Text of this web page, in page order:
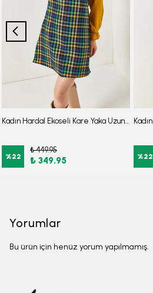
%22
₺ 449.95
₺ 349.95 %22
Yorumlar
Bu ürün için henüz yorum yapılmamış.